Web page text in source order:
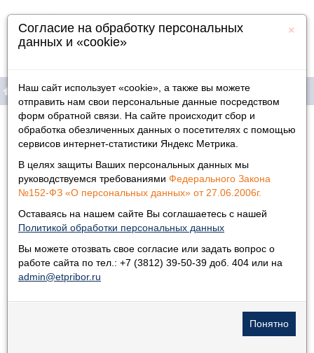
×
Согласие на обработку персональных
данных и «cookie»
Наш сайт использует «cookie», а также вы можете
отправить нам свои персональные данные посредством
форм обратной связи. На сайте происходит сбор и
обработка обезличенных данных о посетителях с помощью
сервисов интернет-статистики Яндекс Метрика.
В целях защиты Ваших персональных данных мы
руководствуемся требованиями Федерального Закона
№152-ФЗ «О персональных данных» от 27.06.2006г.
Оставаясь на нашем сайте Вы соглашаетесь с нашей
Политикой обработки персональных данных
Вы можете отозвать свое согласие или задать вопрос о
работе сайта по тел.: +7 (3812) 39-50-39 доб. 404 или на
admin@etpribor.ru
Продукция
Информация
Физическим лицам
Дилеры
Главная » Новости »
Новости
28.09.2018
Приглашаем посетить наш выставочный стенд со 2 по 5
Уважаемые парнёры, коллеги!
Приглашаем вас посетить наш выставочный стенд со 2 по 5